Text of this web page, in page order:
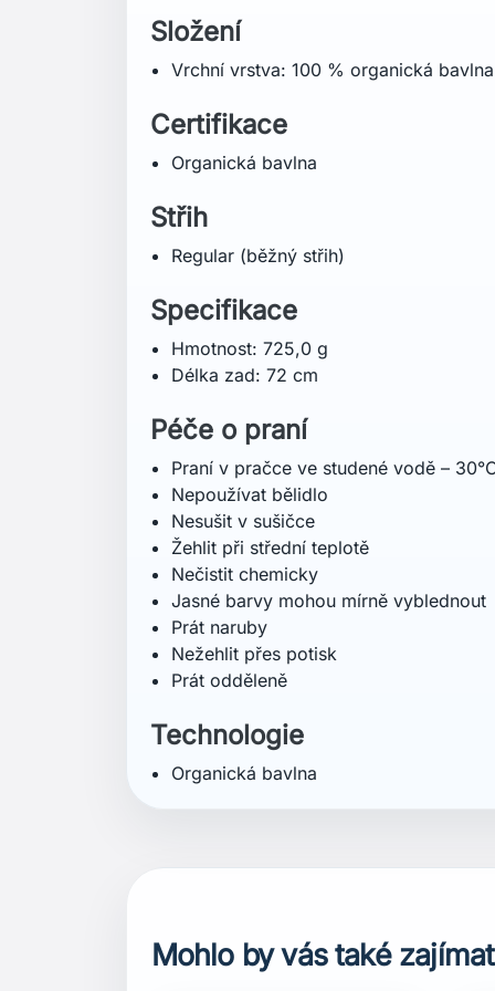
Nečistit chemicky
Jasné barvy mohou mírně vyblednout
Prát naruby
Prát odděleně
Technologie
Organická bavlna
Mohlo by vás také zajímat